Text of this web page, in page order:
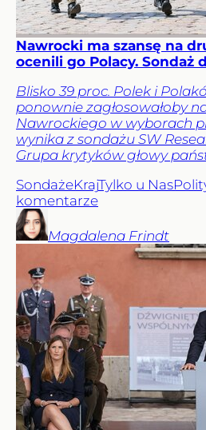
Nawrocki ma szansę na
ocenili go Polacy. Sondaż
Blisko 39 proc. Polek i
ponownie zagłosowałoby
Nawrockiego w wyborach
wynika z sondażu SW
Grupa krytyków głowy
SondażeKrajTylko u Nas
komentarze
Magdalena Frindt